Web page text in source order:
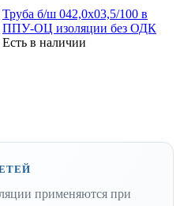
Труба б/ш 042,0х03,5/100 в
ППУ-ОЦ изоляции без ОДК
Есть в наличии
применяются при